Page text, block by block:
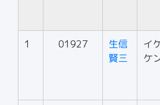
1 01927
生信
賢三
イ
ケ